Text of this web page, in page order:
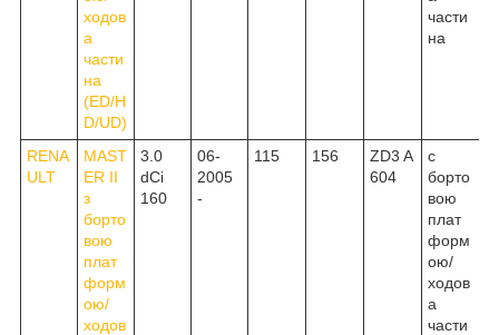
ходов
а
части
на
(ED/H
D/UD)
части
на
RENA
ULT
MAST
ER II
з
борто
вою
плат
форм
ою/
ходов
3.0
dCi
160
06-
2005
-
115 156
ZD3 A
604
c
борто
вою
плат
форм
ою/
ходов
а
части